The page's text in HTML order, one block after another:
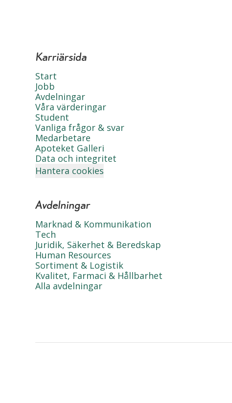
Karriärsida
Start
Jobb
Avdelningar
Våra värderingar
Student
Vanliga frågor & svar
Medarbetare
Apoteket Galleri
Data och integritet
Hantera cookies
Avdelningar
Marknad & Kommunikation
Tech
Juridik, Säkerhet & Beredskap
Human Resources
Sortiment & Logistik
Kvalitet, Farmaci & Hållbarhet
Alla avdelningar